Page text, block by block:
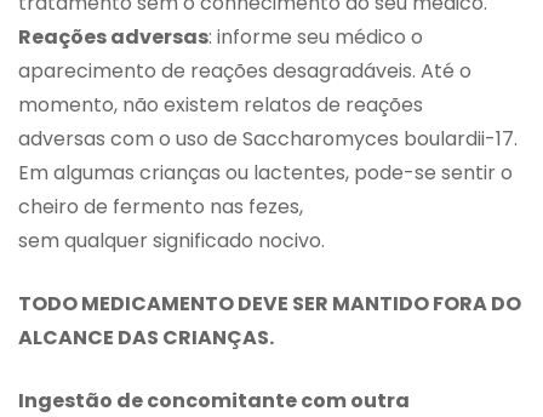
Reações adversas: informe seu médico o
aparecimento de reações desagradáveis. Até o
momento, não existem relatos de reações
adversas com o uso de Saccharomyces boulardii-17.
Em algumas crianças ou lactentes, pode-se sentir o
cheiro de fermento nas fezes,
sem qualquer significado nocivo.
TODO MEDICAMENTO DEVE SER MANTIDO FORA DO
ALCANCE DAS CRIANÇAS.
Ingestão de concomitante com outra